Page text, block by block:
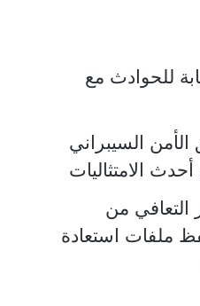
للحوادث مع
السيبراني
الامتثاليات
التعافي من
ملفات استعادة